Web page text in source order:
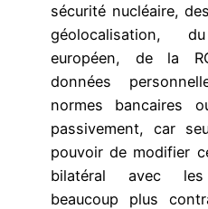
sécurité nucléaire,
géolocalisation,
européen, de la
données
normes bancaires
passivement, car
pouvoir de modifier
bilatéral avec
beaucoup plus